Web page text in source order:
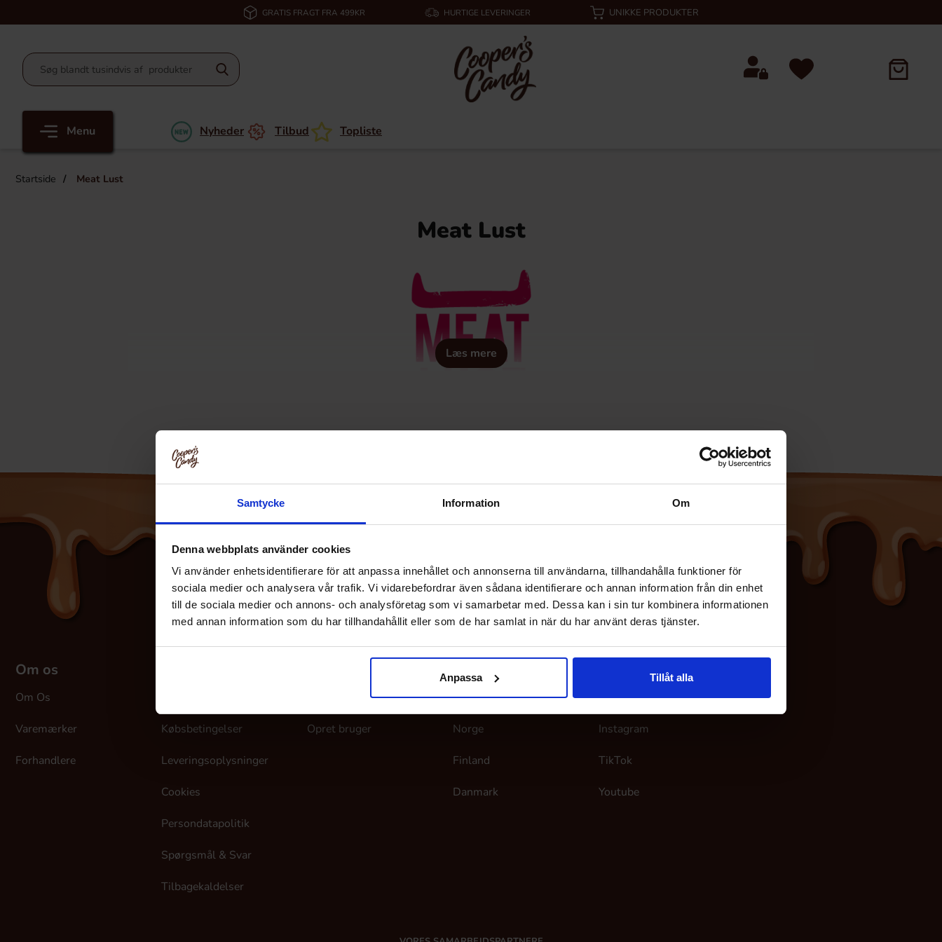
Samtycke Information Om
Denna webbplats använder cookies
Vi använder enhetsidentifierare för att anpassa innehållet och annonserna till användarna, tillhandahålla funktioner för
sociala medier och analysera vår trafik. Vi vidarebefordrar även sådana identifierare och annan information från din enhet
till de sociala medier och annons- och analysföretag som vi samarbetar med. Dessa kan i sin tur kombinera informationen
med annan information som du har tillhandahållit eller som de har samlat in när du har använt deras tjänster.
Anpassa Tillåt alla
GRATIS FRAGT FRA 499KR HURTIGE LEVERINGER UNIKKE PRODUKTER
Menu Nyheder Tilbud Topliste
Startside Meat Lust
Meat Lust
Læs mere
Om os
Om Os
Varemærker
Forhandlere
Købsbetingelser
Leveringsoplysninger
Cookies
Persondatapolitik
Spørgsmål & Svar
Tilbagekaldelser
Opret bruger
Her finder du os
Sverige
Norge
Finland
Danmark
Facebook
Instagram
TikTok
Youtube